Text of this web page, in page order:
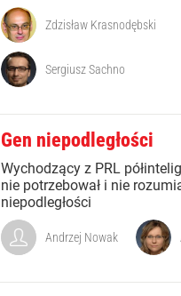
Zdzisław Krasnodębski
Sergiusz Sachno
Gen niepodległości
Wychodzący z PRL
nie potrzebował i nie
niepodległości
Andrzej Nowak